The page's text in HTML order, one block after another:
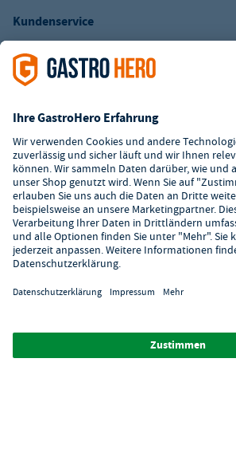
Über GastroHero
Digitaler Showroom
Kundenservice
Kontaktformular
² Unverbindl. Preisempfehlung des Herstellers